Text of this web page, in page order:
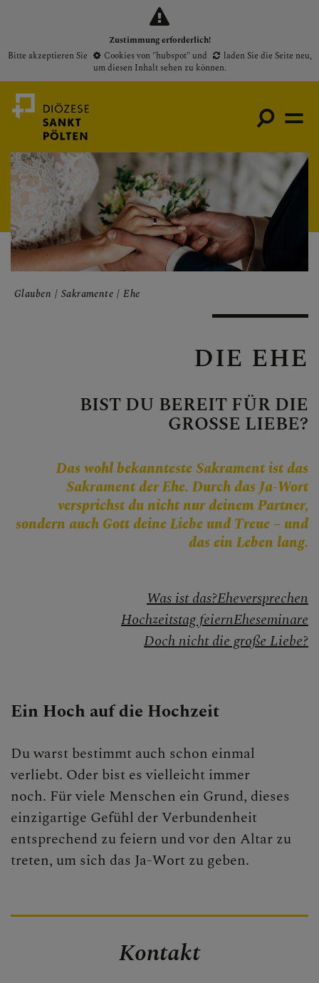
Zustimmung erforderlich!
Bitte akzeptieren Sie
Cookies von "hubspot"und laden Sie die Seite neu,
um diesen Inhalt sehen zu können.
Medienportal
Bischof
Gottesdienste
Pfarren
Presse
Pfarrservice
FRAGEN
GLAUBEN
Kirche im Dialog
Bibel
Taufe
Buße
Eucharistie
Firmung
Ehe
Krankensalbung
Liturgie
Glauben Sakramente Ehe
DIE EHE
BIST DU BEREIT FÜR DIE
GROSSE LIEBE?
Das wohl bekannteste Sakrament ist das
Sakrament der Ehe. Durch das Ja-Wort
versprichst du nicht nur deinem Partner,
sondern auch Gott deine Liebe und Treue – und
das ein Leben lang.
Was ist das?Eheversprechen
Hochzeitstag feiernEheseminare
Doch nicht die große Liebe?
Ein Hoch auf die Hochzeit
Du warst bestimmt auch schon einmal
verliebt. Oder bist es vielleicht immer
noch. Für viele Menschen ein Grund, dieses
einzigartige Gefühl der Verbundenheit
entsprechend zu feiern und vor den Altar zu
treten, um sich das Ja-Wort zu geben.
Kontakt